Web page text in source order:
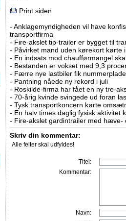
Print siden
- Anklagemyndigheden vil have
transportfirma
- Fire-akslet tip-trailer er bygget til
- Påvirket mand uden kørekort kørte
- En indsats mod chaufførmangel
- Bestanden er vokset med 9,3
- Færre nye lastbiler fik
- Pantning nåede ny rekord i juli
- Roskilde-firma har fået en ny tre-
- 70-årig kvinde svingede ud foran
- Tysk transportkoncern kørte
- En halv times daglig fysisk aktivitet
- Fire-akslet gardintrailer med hæve-
Skriv din kommentar:
Alle felter skal udfyldes!
Titel:
Kommentar:
Navn: